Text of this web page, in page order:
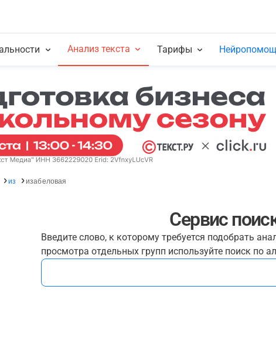
Анализ текста Тарифы
из изабеловая
Сервис
Введите слово, к которому требуется подобрать
просмотра отдельных групп используйте поиск по